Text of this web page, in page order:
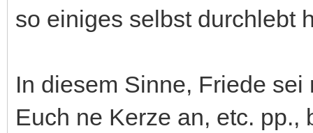
so einiges selbst durchlebt
In diesem Sinne, Friede
Euch ne Kerze an, etc. pp.,